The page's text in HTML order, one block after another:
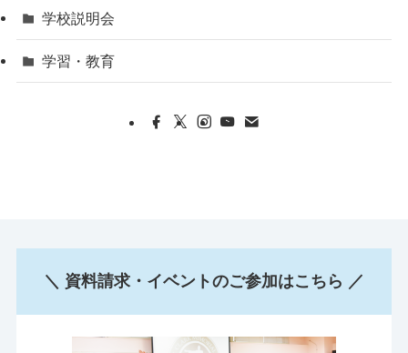
学校説明会
学習・教育
＼ 資料請求・イベントのご参加はこちら ／